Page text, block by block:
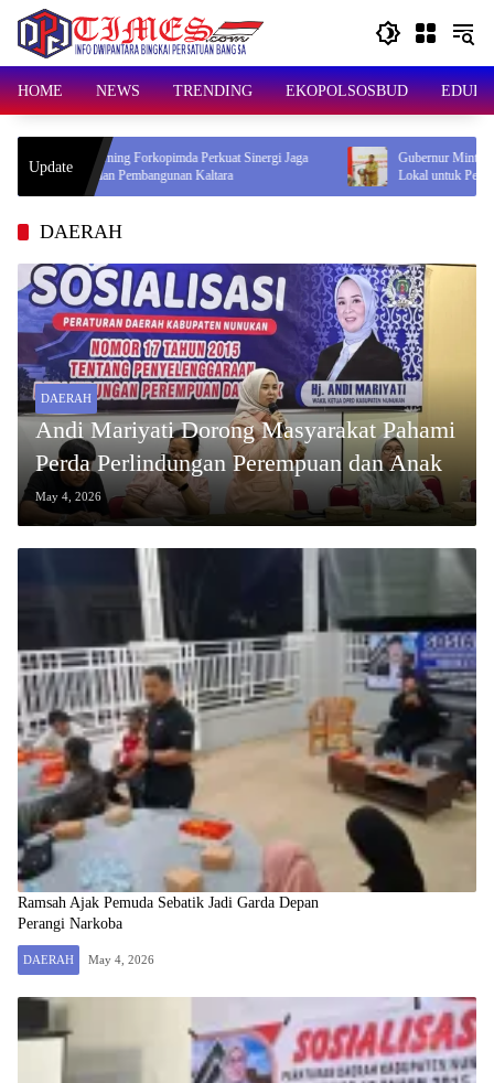
content
HOME NEWS TRENDING EKOPOLSOSBUD
Update
Gubernur Minta Perusahaan Prioritaskan Vendor
Lokal untuk Perkuat Ekonomi Daerah
dan
DAERAH
DAERAH
Andi Mariyati Dorong Masyarakat Pahami
Perda Perlindungan Perempuan dan Anak
May 4, 2026
Ramsah Ajak Pemuda Sebatik Jadi Garda Depan
Perangi Narkoba
DAERAH May 4, 2026